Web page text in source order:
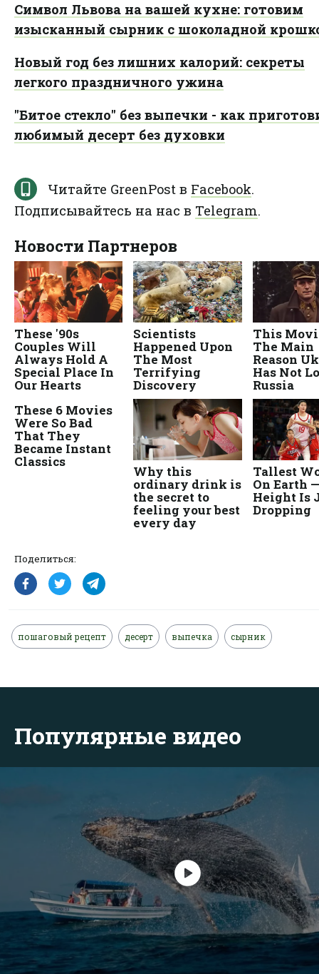
Поделиться:
пошаговый рецепт десерт выпечка сырник
Символ Львова на вашей кухне: готовим
изысканный сырник с шоколадной
Новый год без лишних калорий: секреты
легкого праздничного ужина
"Битое стекло" без выпечки - как
любимый десерт без духовки
Читайте GreenPost в Facebook.
Подписывайтесь на нас в Telegram.
Популярные видео